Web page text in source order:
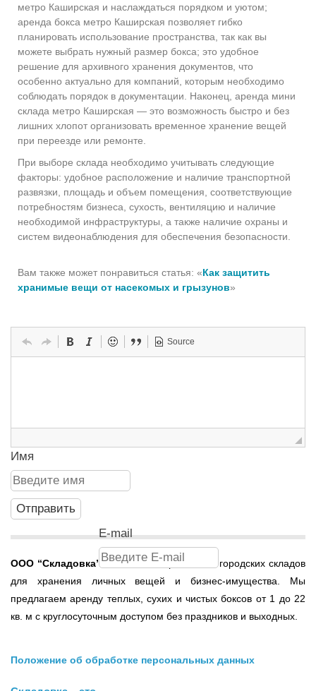
метро Каширская и наслаждаться порядком и уютом;
аренда бокса метро Каширская позволяет гибко
планировать использование пространства, так как вы
можете выбрать нужный размер бокса; это удобное
решение для архивного хранения документов, что
особенно актуально для компаний, которым необходимо
соблюдать порядок в документации. Наконец, аренда мини
склада метро Каширская — это возможность быстро и без
лишних хлопот организовать временное хранение вещей
при переезде или ремонте.
При выборе склада необходимо учитывать следующие
факторы: удобное расположение и наличие транспортной
развязки, площадь и объем помещения, соответствующие
потребностям бизнеса, сухость, вентиляцию и наличие
необходимой инфраструктуры, а также наличие охраны и
систем видеонаблюдения для обеспечения безопасности.
Вам также может понравиться статья: «Как защитить
хранимые вещи от насекомых и грызунов»
Source
Имя
E-mail
ООО “Складовка” - это сеть современных городских складов
для хранения личных вещей и бизнес-имущества. Мы
предлагаем аренду теплых, сухих и чистых боксов от 1 до 22
кв. м с круглосуточным доступом без праздников и выходных.
Положение об обработке персональных данных